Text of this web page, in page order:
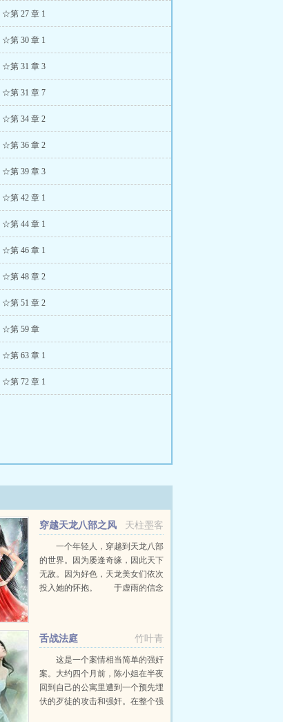
☆第 27 章 1
☆第 30 章 1
☆第 31 章 3
☆第 31 章 7
☆第 34 章 2
☆第 36 章 2
☆第 39 章 3
☆第 42 章 1
☆第 44 章 1
☆第 46 章 1
☆第 48 章 2
☆第 51 章 2
☆第 59 章
☆第 63 章 1
☆第 72 章 1
天柱墨客
穿越天龙八部之风
流虚雨一个年轻人，穿越到天龙八部
的世界。因为屡逢奇缘，因此天下
无敌。因为好色，天龙美女们依次
投入她的怀抱。 于虚雨的信念
王语嫣阿箩...
竹叶青
舌战法庭
这是一个案情相当简单的强奸
案。大约四个月前，陈小姐在半夜
回到自己的公寓里遭到一个预先埋
伏的歹徒的攻击和强奸。在整个强